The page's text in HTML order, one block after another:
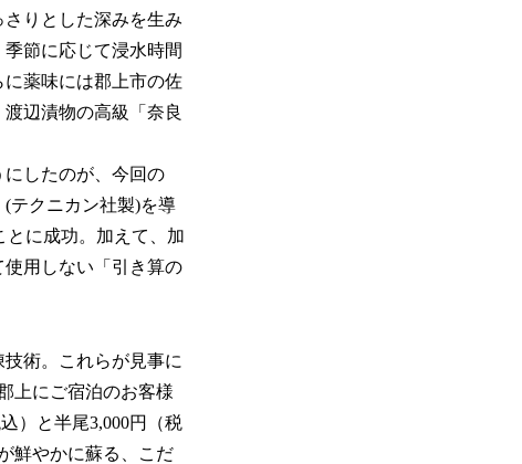
りとした深みを生み
節に応じて浸水時間
薬味には郡上市の佐
辺漬物の高級「奈良
したのが、今回の
(テクニカン社製)を導
とに成功。加えて、加
用しない「引き算の
術。これらが見事に
上にご宿泊のお客様
）と半尾3,000円（税
鮮やかに蘇る、こだ